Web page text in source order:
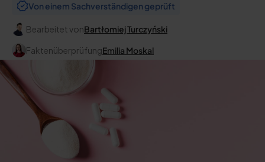
Von einem Sachverständigen geprüft
Bearbeitet vonBartłomiej Turczyński
FaktenüberprüfungEmilia Moskal